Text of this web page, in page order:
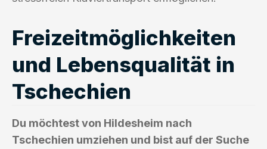
Freizeitmöglichkeiten
und Lebensqualität in
Tschechien
Du möchtest von Hildesheim nach
Tschechien umziehen und bist auf der Suche